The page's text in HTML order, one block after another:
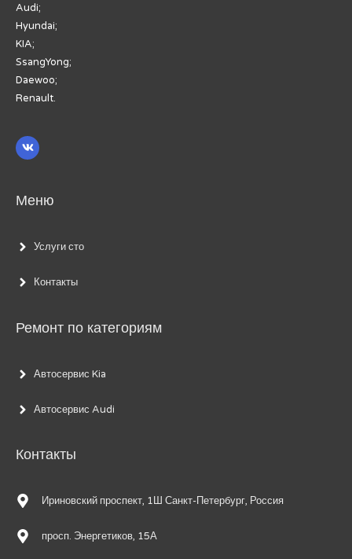
Audi;
Hyundai;
KIA;
SsangYong;
Daewoo;
Renault.
Меню
Услуги сто
Контакты
Ремонт по категориям
Автосервис Kia
Автосервис Audi
Контакты
Ириновский проспект, 1Ш Санкт-Петербург, Россия
просп. Энергетиков, 15А